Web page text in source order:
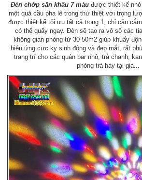
Đèn chớp sân khấu 7 màuđược thiết kế nhỏ
một quả cầu pha lê trong thứ thiệt với trọng
được thiết kế tối ưu tất cả trong 1, chỉ cần
có thể quẩy ngay. Đèn sẽ tạo ra vô số các
không gian phòng từ 30-50m2 giúp khuấy
hiệu ứng cực ky sinh động và đẹp mắt, rất
trang trí cho các quán bar nhỏ, trà chanh,
phòng trà hay tại gia...